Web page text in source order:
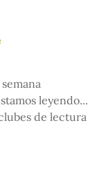
leyendo...
de lectura